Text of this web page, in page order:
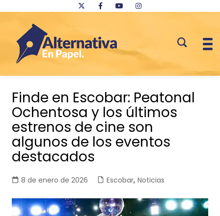
contenido
Finde en Escobar: Peatonal
Ochentosa y los últimos
estrenos de cine son
algunos de los eventos
destacados
8 de enero de 2026 Escobar, Noticias